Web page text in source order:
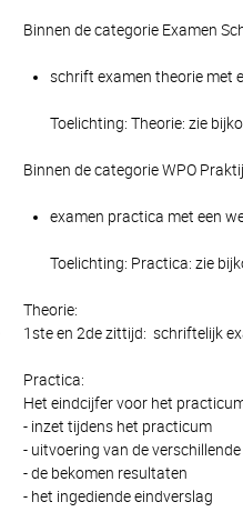
Binnen de categorie Examen
schrift examen theorie met
Toelichting: Theorie: zie
Binnen de categorie WPO
examen practica met een
Toelichting: Practica: zie
Theorie:
1ste en 2de zittijd: schriftelijk
Practica:
Het eindcijfer voor het
- inzet tijdens het practicum
- uitvoering van de
- de bekomen resultaten
- het ingediende eindverslag